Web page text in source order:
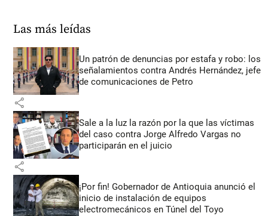
Las más leídas
Un patrón de denuncias por estafa y robo: los
señalamientos contra Andrés Hernández, jefe
de comunicaciones de Petro
share
Sale a la luz la razón por la que las víctimas
del caso contra Jorge Alfredo Vargas no
participarán en el juicio
share
¡Por fin! Gobernador de Antioquia anunció el
inicio de instalación de equipos
electromecánicos en Túnel del Toyo